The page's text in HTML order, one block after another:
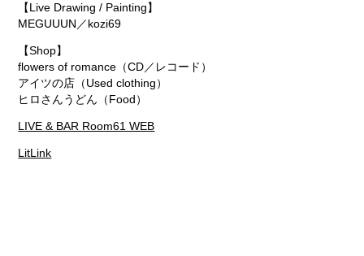
【Live Drawing / Painting】
MEGUUUN／kozi69
【Shop】
flowers of romance（CD／レコード）
アイツの店（Used clothing）
ヒロさんうどん（Food）
LIVE & BAR Room61 WEB
LitLink